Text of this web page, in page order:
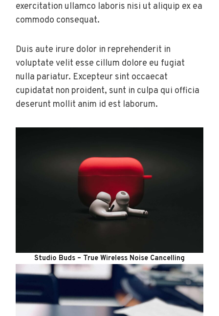
exercitation ullamco laboris nisi ut aliquip ex ea
commodo consequat.
Duis aute irure dolor in reprehenderit in
voluptate velit esse cillum dolore eu fugiat
nulla pariatur. Excepteur sint occaecat
cupidatat non proident, sunt in culpa qui officia
deserunt mollit anim id est laborum.
Studio Buds – True Wireless Noise Cancelling